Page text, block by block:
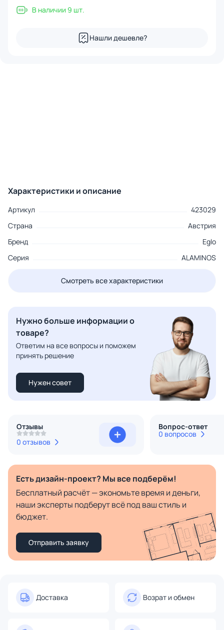
В наличии 9 шт.
Нашли дешевле?
Характеристики и описание
Артикул
423029
Страна
Австрия
Бренд
Eglo
Серия
ALAMINOS
Смотреть все характеристики
Нужно больше информации о
товаре?
Ответим на все вопросы и поможем
принять решение
Нужен совет
Отзывы
0 отзывов
Вопрос-ответ
0 вопросов
Есть дизайн-проект? Мы все подберём!
Бесплатный расчёт — экономьте время и деньги,
наши эксперты подберут всё под ваш стиль и
бюджет.
Отправить заявку
Доставка Возрат и обмен